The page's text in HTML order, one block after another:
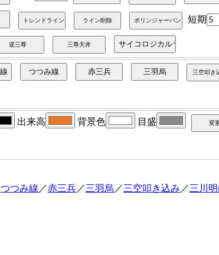
短期
出来高 背景色 目盛
つつみ線 ／赤三兵／三羽烏 ／三空叩き込み ／三川